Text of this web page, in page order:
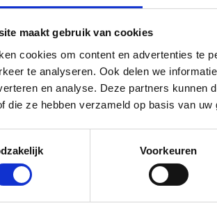
maakt gebruik van cookies
cookies om content en advertenties te
te analyseren. Ook delen we
en analyse. Deze partners kunnen
die ze hebben verzameld op basis van
Voorkeuren